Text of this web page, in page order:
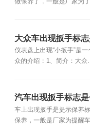
做保养了，一般是厂家为
大众车出现扳手标
仪表盘上出现“小扳手”是
众的介绍：1、简介：大众
汽车出现扳手标志
车上出现扳手是提示保养
保养，一般是厂家为提醒车